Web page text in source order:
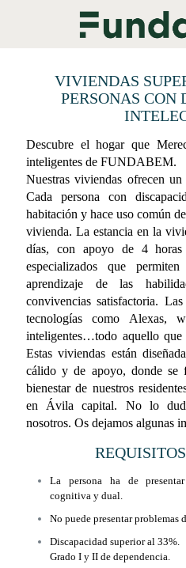
VIVIENDAS
PERSONAS CON
Descubre el hogar que
inteligentes de FUNDABEM.
Nuestras viviendas ofrecen
Cada persona con
habitación y hace uso común
vivienda. La estancia en la
días, con apoyo de 4 horas
especializados que
aprendizaje de las
convivencias satisfactoria.
tecnologías como Alexas,
inteligentes…todo aquello
Estas viviendas están
cálido y de apoyo, donde se
bienestar de nuestros
en Ávilacapital. No lo
nosotros. Os dejamos algunas
La persona ha de
cognitiva y dual.
No puede presentar problemas
Discapacidad superior al 33%.
Grado I y II de dependencia.